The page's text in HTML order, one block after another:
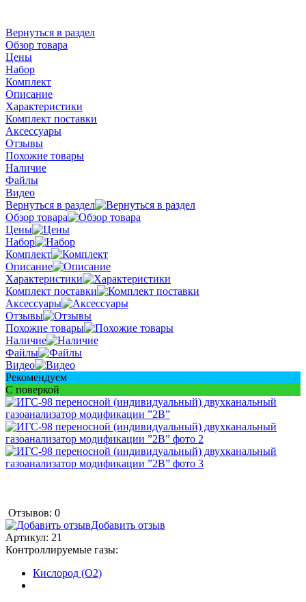
Вернуться в раздел
Обзор товара
Цены
Набор
Комплект
Описание
Характеристики
Комплект поставки
Аксессуары
Отзывы
Похожие товары
Наличие
Файлы
Видео
Вернуться в раздел
Обзор товара
Цены
Набор
Комплект
Описание
Характеристики
Комплект поставки
Аксессуары
Отзывы
Похожие товары
Наличие
Файлы
Видео
Рекомендуем
С поверкой
Отзывов: 0
Добавить отзыв
Артикул: 21
Контроллируемые газы:
Кислород (O2)